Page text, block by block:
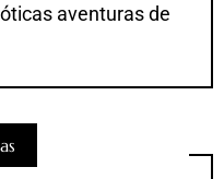
aventuras de